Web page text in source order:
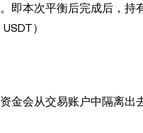
即本次平衡后完成后，
）
金会从交易账户中隔离